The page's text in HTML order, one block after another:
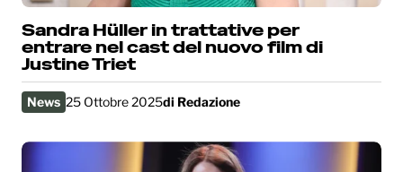
Sandra Hüller in trattative per
entrare nel cast del nuovo film di
Justine Triet
News 25 Ottobre 2025di Redazione